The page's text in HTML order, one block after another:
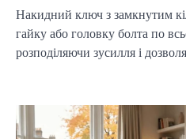
Накидний ключ з замкнутим
гайку або головку болта по
розподіляючи зусилля і